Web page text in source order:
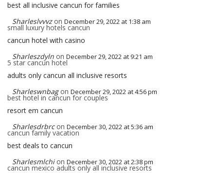
best all inclusive cancun for families
Sharleslvvvz on December 29, 2022 at 1:38 am
small luxury hotels cancun
cancun hotel with casino
Sharleszdyln on December 29, 2022 at 9:21 am
5 star cancun hotel
adults only cancun all inclusive resorts
Sharleswnbag on December 29, 2022 at 4:56 pm
best hotel in cancun for couples
resort em cancun
Sharlesdrbrc on December 30, 2022 at 5:36 am
cancun family vacation
best deals to cancun
Sharlesmlchi on December 30, 2022 at 2:38 pm
cancun mexico adults only all inclusive resorts